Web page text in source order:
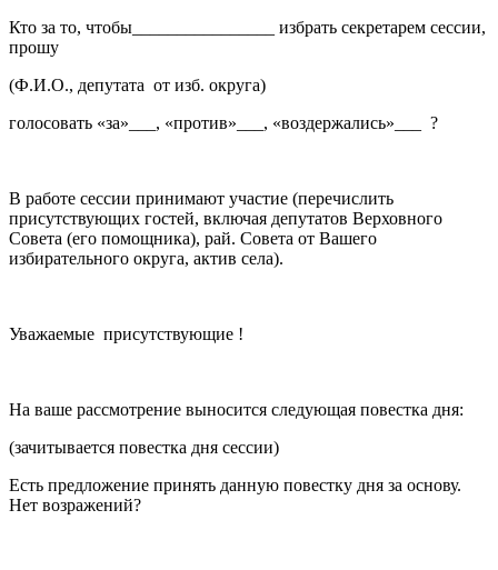
Кто за то, чтобы________________ избрать секретарем сессии,
прошу
(Ф.И.О., депутата от изб. округа)
голосовать «за»___, «против»___, «воздержались»___ ?
В работе сессии принимают участие (перечислить
присутствующих гостей, включая депутатов Верховного
Совета (его помощника), рай. Совета от Вашего
избирательного округа, актив села).
Уважаемые присутствующие !
На ваше рассмотрение выносится следующая повестка дня:
(зачитывается повестка дня сессии)
Есть предложение принять данную повестку дня за основу.
Нет возражений?